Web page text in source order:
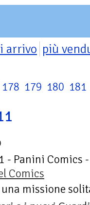
arrivo più
178 179 180 181
- Panini Comics -
Comics
una missione